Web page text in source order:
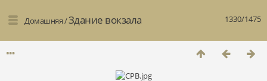
1330/1475
Домашняя/Здание вокзала